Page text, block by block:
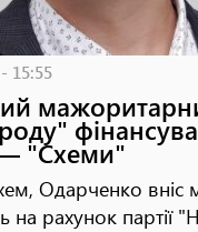
15:55
"Схеми"
Одарченко вніс
на рахунок партії